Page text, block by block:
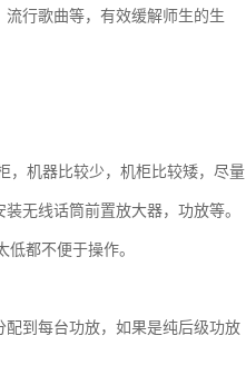
行歌曲等，有效缓解师生的生
，机器比较少，机柜比较矮，尽量
无线话筒前置放大器，功放等。
都不便于操作。
到每台功放，如果是纯后级功放